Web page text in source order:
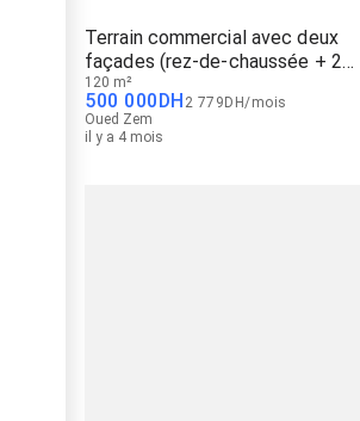
Terrain commercial avec deux
façades (rez-de-chaussée + 2
étages) en cours de conservation
120 m²
500 000DH 2 779DH/mois
Oued Zem
il y a 4 mois